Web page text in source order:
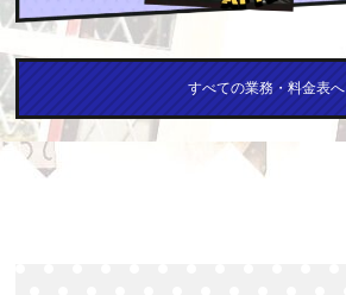
すべての業務・料金表へ